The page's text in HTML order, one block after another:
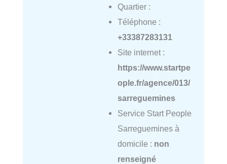
Quartier :
Téléphone :
+33387283131
Site internet :
https://www.startpe
ople.fr/agence/013/
sarreguemines
Service Start People
Sarreguemines à
domicile : non
renseigné